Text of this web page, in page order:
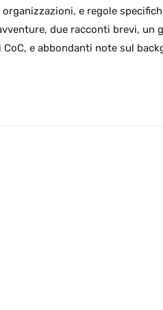
e regole
due racconti brevi, un
e abbondanti note sul